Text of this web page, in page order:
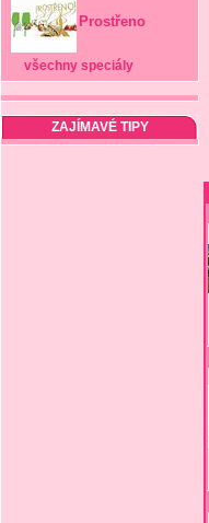
Prostřeno
všechny speciály
ZAJÍMAVÉ TIPY